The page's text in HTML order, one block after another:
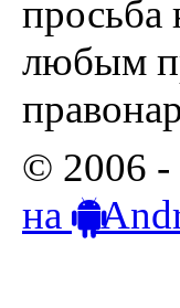
просьба
любым
© 2006 -
на